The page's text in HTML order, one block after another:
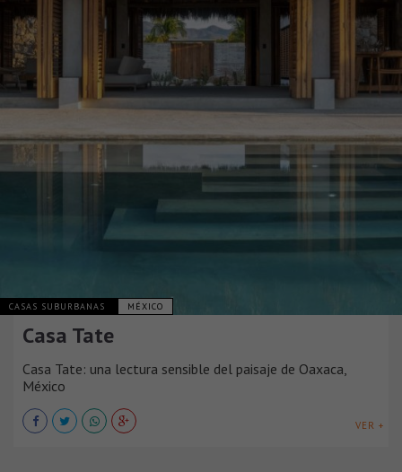
CASAS SUBURBANAS MÉXICO
Casa Tate
Casa Tate: una lectura sensible del paisaje de Oaxaca,
México
VER +